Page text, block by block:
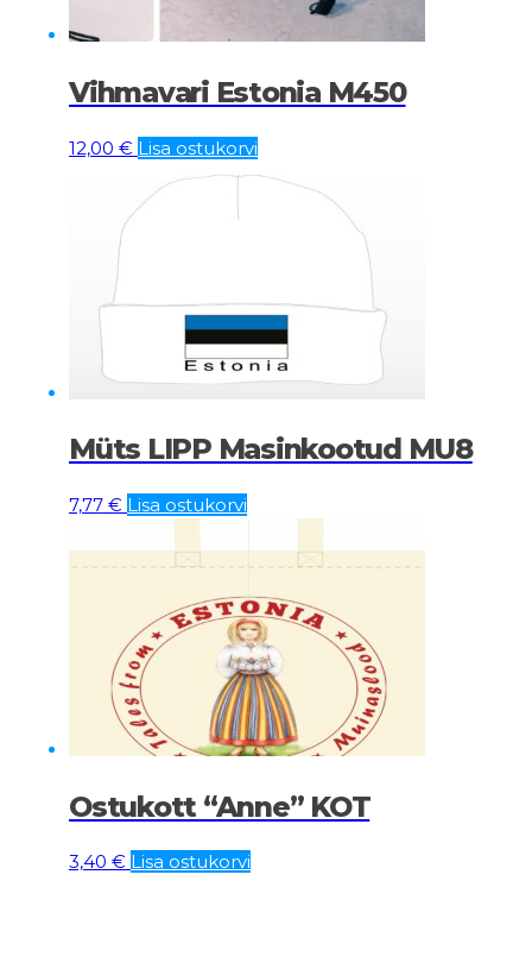
Vihmavari Estonia M450
12,00 € Lisa ostukorvi
Müts LIPP Masinkootud MU8
7,77 € Lisa ostukorvi
Ostukott “Anne” KOT
3,40 € Lisa ostukorvi